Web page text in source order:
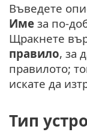
Въведете
Име за по-
Щракнете
правило, за
правилото;
искате да
Тип